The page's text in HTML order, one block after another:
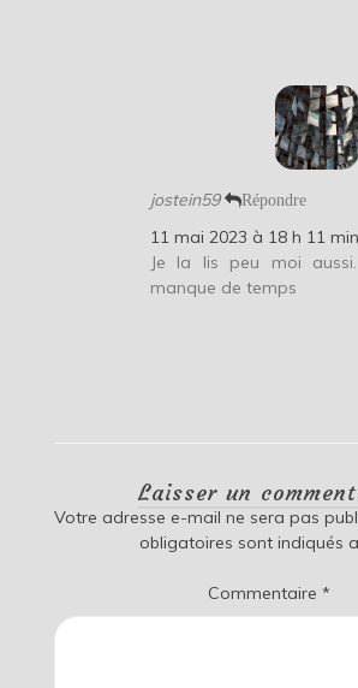
jostein59 Répondre
11 mai 2023 à 18 h 11 min
Je la lis peu moi
manque de temps
Laisser un
Votre adresse e-mail ne sera pas
obligatoires sont indiqués
Commentaire *